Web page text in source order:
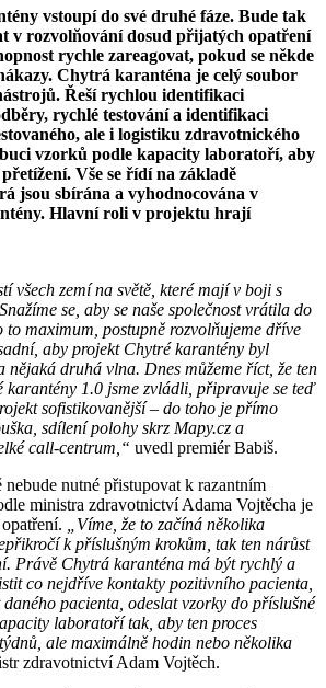
vstoupí do své druhé fáze. Bude tak
v rozvolňování dosud přijatých opatření
rychle zareagovat, pokud se někde
Chytrá karanténa je celý soubor
Řeší rychlou identifikaci
rychlé testování a identifikaci
ale i logistiku zdravotnického
vzorků podle kapacity laboratoří, aby
Vše se řídí na základě
jsou sbírána a vyhodnocována v
Hlavní roli v projektu hrají
všech zemí na světě, které mají v boji s
se, aby se naše společnost vrátila do
maximum, postupně rozvolňujeme dříve
aby projekt Chytré karantény byl
druhá vlna. Dnes můžeme říct, že ten
karantény 1.0 jsme zvládli, připravuje se teď
sofistikovanější – do toho je přímo
sdílení polohy skrz Mapy.cz a
call-centrum,“ uvedl premiér Babiš.
nutné přistupovat k razantním
ministra zdravotnictví Adama Vojtěcha je
„Víme, že to začíná několika
k příslušným krokům, tak ten nárůst
Právě Chytrá karanténa má být rychlý a
co nejdříve kontakty pozitivního pacienta,
pacienta, odeslat vzorky do příslušné
laboratoří tak, aby ten proces
ale maximálně hodin nebo několika
zdravotnictví Adam Vojtěch.